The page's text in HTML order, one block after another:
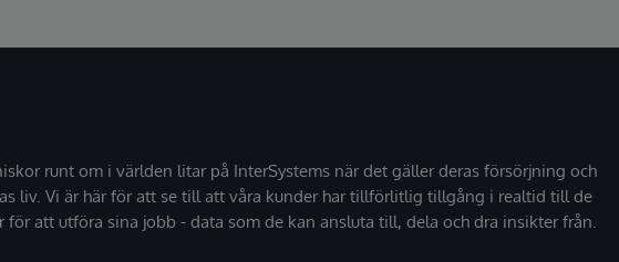
runt om i världen litar på InterSystems när det gäller deras försörjning och
liv. Vi är här för att se till att våra kunder har tillförlitlig tillgång i realtid till de
för att utföra sina jobb - data som de kan ansluta till, dela och dra insikter från.